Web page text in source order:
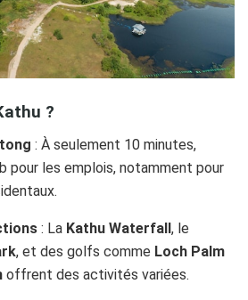
?
: À seulement 10 minutes,
pour les emplois, notamment pour
: La Kathu Waterfall, le
, et des golfs comme Loch Palm
offrent des activités variées.